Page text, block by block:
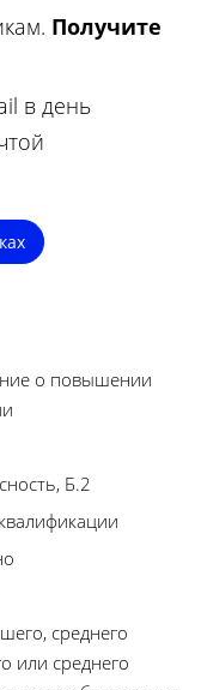
Получите
в день
о повышении
Б.2
среднего
или среднего